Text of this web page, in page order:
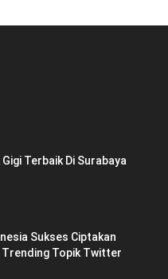
Terbaik Di Surabaya
Sukses Ciptakan
Topik Twitter